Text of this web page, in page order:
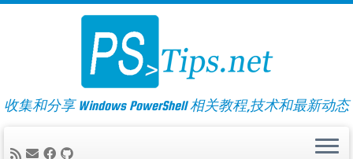
Skip
收集和分享 Windows PowerShell 相关教程,技术和最新动态